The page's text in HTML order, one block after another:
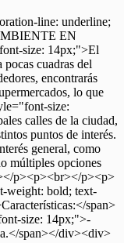
line: underline;
EN
size: 14px;">El
cuadras del
encontrarás
lo que
size:
calles de la ciudad,
puntos de interés.
general, como
múltiples opciones
p><p><br></p><p>
weight: bold; text-
span>
size: 14px;">-
span></div><div>